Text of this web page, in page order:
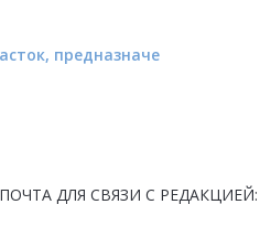
предназначе
ПОЧТА ДЛЯ СВЯЗИ С РЕДАКЦИЕЙ: